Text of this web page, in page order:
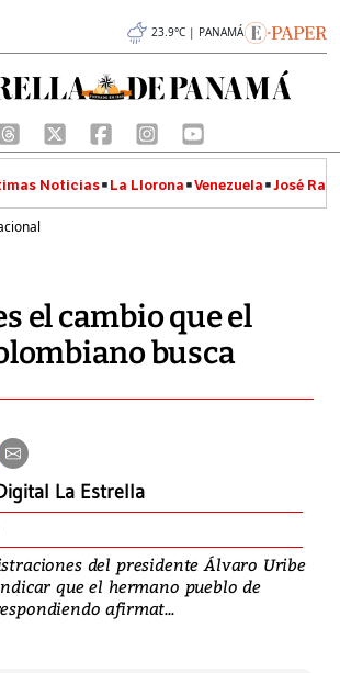
23.9°C | PANAMÁ
Noticias La Llorona Venezuela José
el cambio que el
busca
La Estrella
del presidente Álvaro Uribe
que el hermano pueblo de
afirmat...